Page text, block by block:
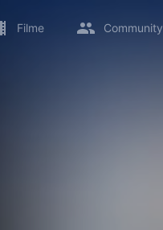
Filme Community